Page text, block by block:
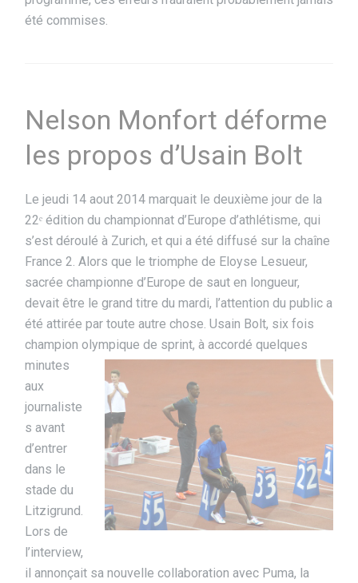
été commises.
Nelson Monfort déforme
les propos d’Usain Bolt
Le jeudi 14 aout 2014 marquait le deuxième jour de la
22ᵉ édition du championnat d’Europe d’athlétisme, qui
s’est déroulé à Zurich, et qui a été diffusé sur la chaîne
France 2. Alors que le triomphe de Eloyse Lesueur,
sacrée championne d’Europe de saut en longueur,
devait être le grand titre du mardi, l’attention du public a
été attirée par toute autre chose. Usain Bolt, six fois
champion olympique de sprint, à accordé quelques
minutes
aux
journaliste
s avant
d’entrer
dans le
stade du
Litzigrund.
Lors de
l’interview,
il annonçait sa nouvelle collaboration avec Puma, la